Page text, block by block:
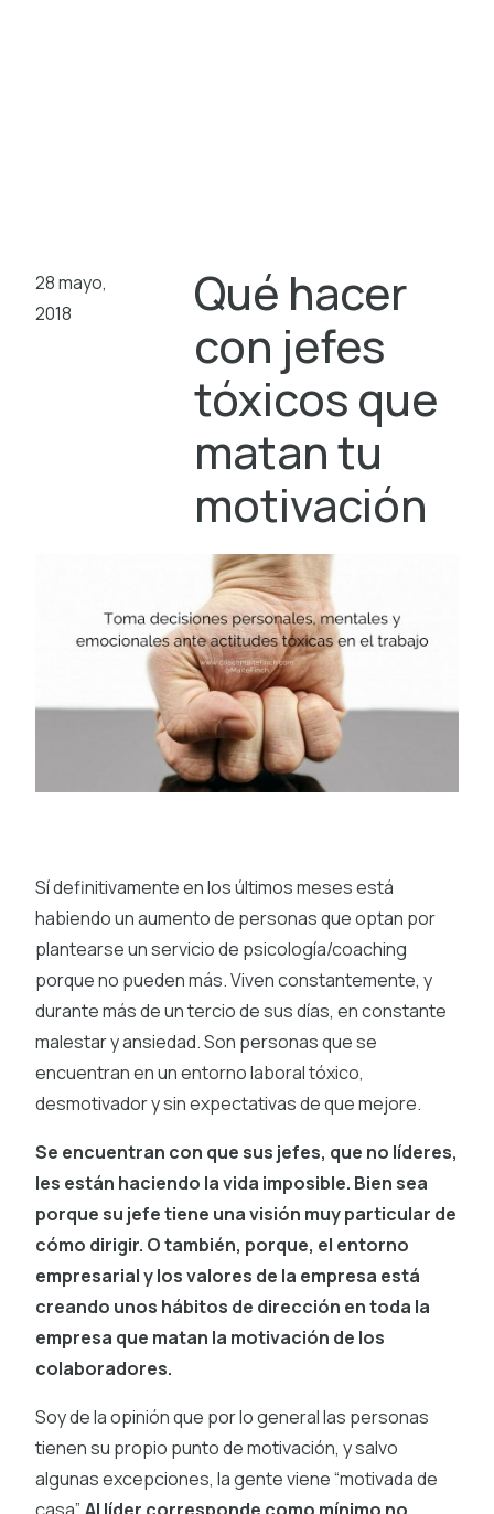
28 mayo,
2018
Qué hacer
con jefes
tóxicos que
matan tu
motivación
Sí definitivamente en los últimos meses está
habiendo un aumento de personas que optan por
plantearse un servicio de psicología/coaching
porque no pueden más. Viven constantemente, y
durante más de un tercio de sus días, en constante
malestar y ansiedad. Son personas que se
encuentran en un entorno laboral tóxico,
desmotivador y sin expectativas de que mejore.
Se encuentran con que sus jefes, que no líderes,
les están haciendo la vida imposible. Bien sea
porque su jefe tiene una visión muy particular de
cómo dirigir. O también, porque, el entorno
empresarial y los valores de la empresa está
creando unos hábitos de dirección en toda la
empresa que matan la motivación de los
colaboradores.
Soy de la opinión que por lo general las personas
tienen su propio punto de motivación, y salvo
algunas excepciones, la gente viene “motivada de